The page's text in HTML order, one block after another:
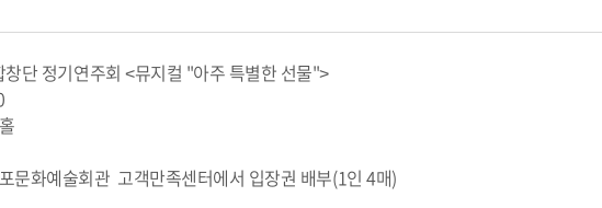
단 정기연주회 <뮤지컬 "아주 특별한 선물">
화예술회관 고객만족센터에서 입장권 배부(1인 4매)